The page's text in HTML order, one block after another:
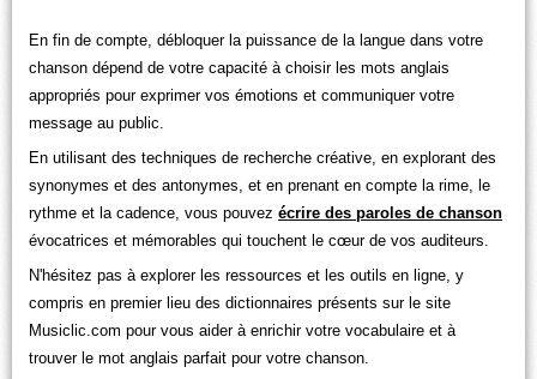
En fin de compte, débloquer la puissance de la langue dans votre
chanson dépend de votre capacité à choisir les mots anglais
appropriés pour exprimer vos émotions et communiquer votre
message au public.
En utilisant des techniques de recherche créative, en explorant des
synonymes et des antonymes, et en prenant en compte la rime, le
rythme et la cadence, vous pouvezécrire des paroles de chanson
évocatrices et mémorables qui touchent le cœur de vos auditeurs.
N'hésitez pas à explorer les ressources et les outils en ligne, y
compris en premier lieu des dictionnaires présents sur le site
Musiclic.com pour vous aider à enrichir votre vocabulaire et à
trouver le mot anglais parfait pour votre chanson.